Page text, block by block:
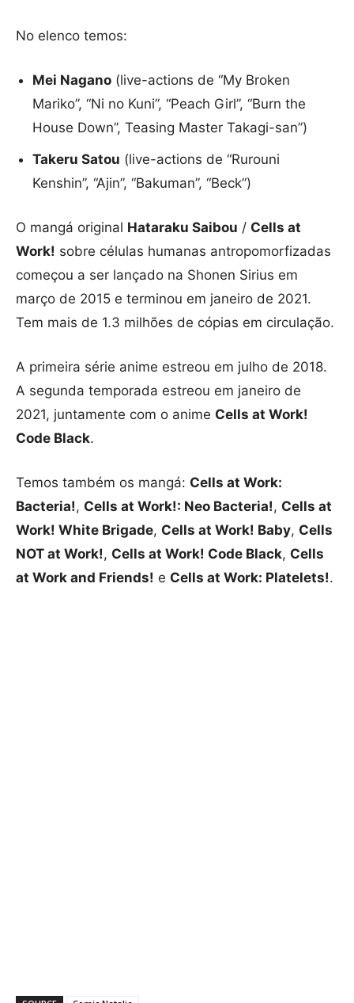
No elenco temos:
Mei Nagano (live-actions de “My Broken
Mariko”, “Ni no Kuni”, “Peach Girl”, “Burn the
House Down”, Teasing Master Takagi-san”)
Takeru Satou (live-actions de “Rurouni
Kenshin”, “Ajin”, “Bakuman”, “Beck”)
O mangá original Hataraku Saibou / Cells at
Work! sobre células humanas antropomorfizadas
começou a ser lançado na Shonen Sirius em
março de 2015 e terminou em janeiro de 2021.
Tem mais de 1.3 milhões de cópias em circulação.
A primeira série anime estreou em julho de 2018.
A segunda temporada estreou em janeiro de
2021, juntamente com o anime Cells at Work!
Code Black.
Temos também os mangá: Cells at Work:
Bacteria!, Cells at Work!: Neo Bacteria!, Cells at
Work! White Brigade, Cells at Work! Baby, Cells
NOT at Work!, Cells at Work! Code Black, Cells
at Work and Friends! e Cells at Work: Platelets!.